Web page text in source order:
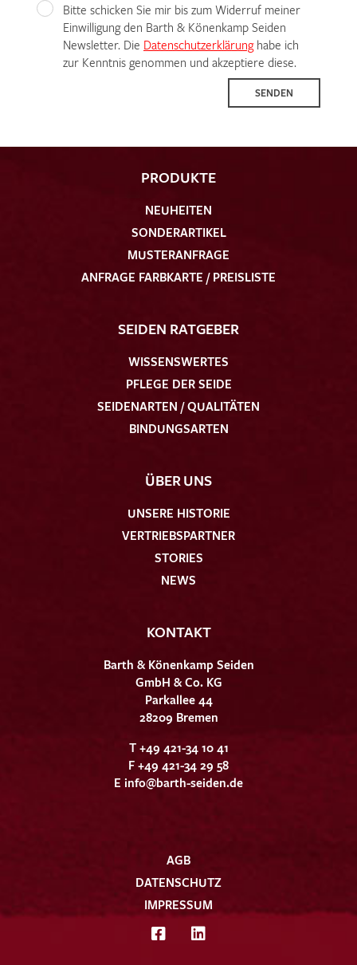
Bitte schicken Sie mir bis zum Widerruf meiner
Einwilligung den Barth & Könenkamp Seiden
Newsletter. Die Datenschutzerklärunghabe ich
zur Kenntnis genommen und akzeptiere diese.
SENDEN
PRODUKTE
NEUHEITEN
SONDERARTIKEL
MUSTERANFRAGE
ANFRAGE FARBKARTE / PREISLISTE
SEIDEN RATGEBER
WISSENSWERTES
PFLEGE DER SEIDE
SEIDENARTEN / QUALITÄTEN
BINDUNGSARTEN
ÜBER UNS
UNSERE HISTORIE
VERTRIEBSPARTNER
STORIES
NEWS
KONTAKT
Barth & Könenkamp Seiden
GmbH & Co. KG
Parkallee 44
28209 Bremen
T +49 421-34 10 41
F +49 421-34 29 58
E info@barth-seiden.de
AGB
DATENSCHUTZ
IMPRESSUM